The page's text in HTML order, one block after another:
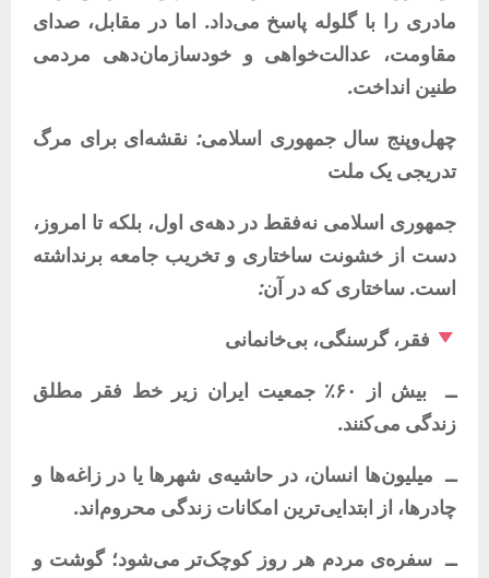
مادری را با گلوله پاسخ می‌داد. اما در مقابل، صدای
مقاومت،
عدالت‌خواهی و خودسازمان‌دهی
مردمی
طنین انداخت.
چهل‌وپنج سال جمهوری اسلامی: نقشه‌ای برای مرگ
تدریجی یک ملت
جمهوری اسلامی نه‌فقط در دهه‌ی اول، بلکه تا امروز،
دست از خشونت ساختاری و تخریب جامعه برنداشته
است. ساختاری که در آن:
فقر، گرسنگی، بی‌خانمانی
ــ بیش از ۶۰٪ جمعیت ایران زیر خط فقر
مطلق
زندگی می‌کنند.
ــ میلیون‌ها انسان، در حاشیه‌ی شهرها یا در زاغه‌ها و
چادرها، از ابتدایی‌ترین امکانات زندگی محروم‌اند.
ــ سفره‌ی مردم هر روز کوچک‌تر می‌شود؛ گوشت و